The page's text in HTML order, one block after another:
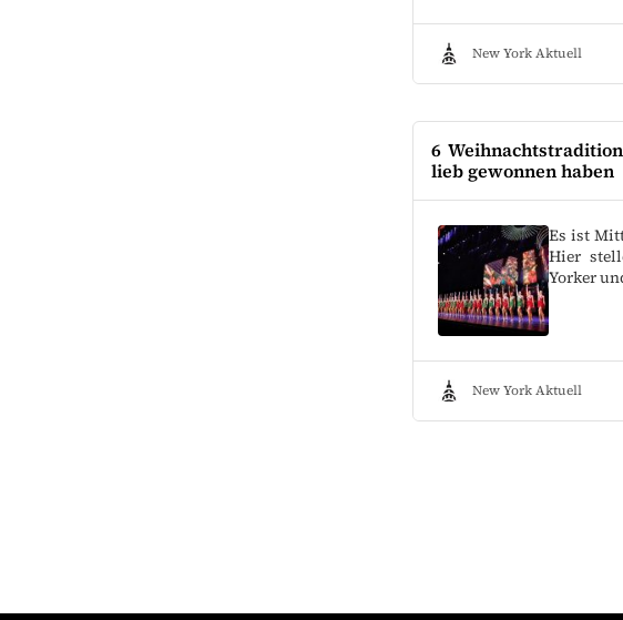
New York Aktuell
6
lieb gewonnen haben
Es ist
Hier
Yorker
New York Aktuell